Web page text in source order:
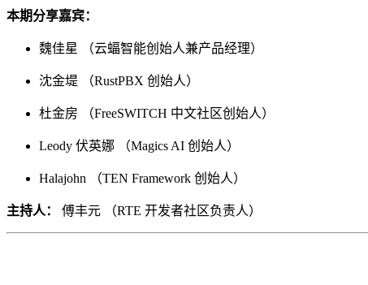
本期分享嘉宾：
魏佳星 （云蝠智能创始人兼产品经理）
沈金堤 （RustPBX 创始人）
杜金房 （FreeSWITCH 中文社区创始人）
Leody 伏英娜 （Magics AI 创始人）
Halajohn （TEN Framework 创始人）
主持人： 傅丰元 （RTE 开发者社区负责人）